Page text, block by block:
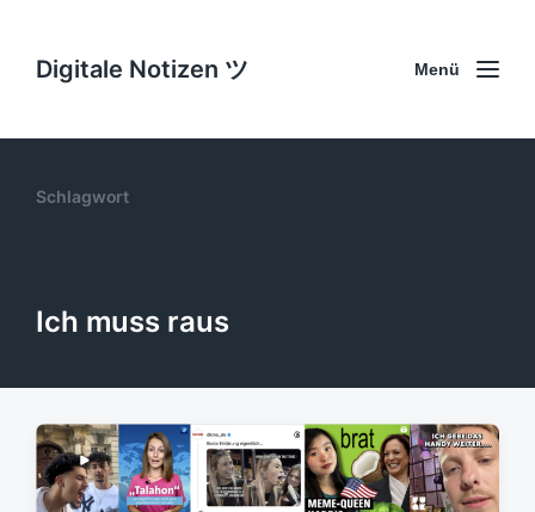
Digitale Notizen ツ Menü
Schlagwort
Ich muss raus